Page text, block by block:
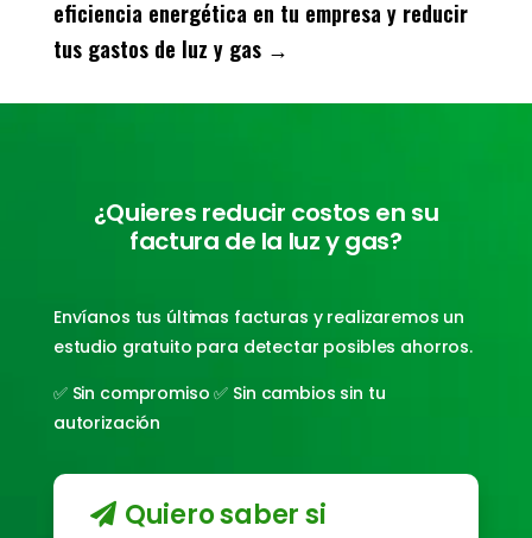
eficiencia energética en tu empresa y reducir
tus gastos de luz y gas→
¿Quieres reducir costos en su
factura de la luz y gas?
Envíanos tus últimas facturas y realizaremos un
estudio gratuito para detectar posibles ahorros.
✅ Sin compromiso ✅ Sin cambios sin tu
autorización
Quiero saber si